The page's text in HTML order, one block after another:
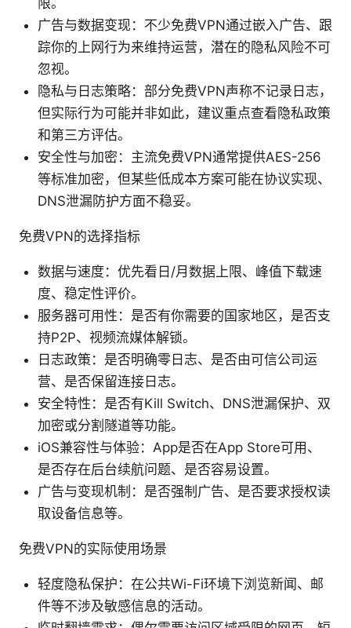
广告与数据变现：不少免费VPN通过嵌入广告、跟
踪你的上网行为来维持运营，潜在的隐私风险不可
忽视。
隐私与日志策略：部分免费VPN声称不记录日志，
但实际行为可能并非如此，建议重点查看隐私政策
和第三方评估。
安全性与加密：主流免费VPN通常提供AES-256
等标准加密，但某些低成本方案可能在协议实现、
DNS泄漏防护方面不稳妥。
免费VPN的选择指标
数据与速度：优先看日/月数据上限、峰值下载速
度、稳定性评价。
服务器可用性：是否有你需要的国家地区，是否支
持P2P、视频流媒体解锁。
日志政策：是否明确零日志、是否由可信公司运
营、是否保留连接日志。
安全特性：是否有Kill Switch、DNS泄漏保护、双
加密或分割隧道等功能。
iOS兼容性与体验：App是否在App Store可用、
是否存在后台续航问题、是否容易设置。
广告与变现机制：是否强制广告、是否要求授权读
取设备信息等。
免费VPN的实际使用场景
轻度隐私保护：在公共Wi-Fi环境下浏览新闻、邮
件等不涉及敏感信息的活动。